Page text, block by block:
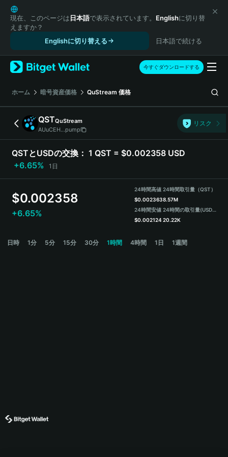
English
日本語
Tiếng Việt
Español (Latinoamérica)
Türkçe
Français
Deutsch
简体中文
繁體中文
Português (Portugal)
Bahasa Indonesia
ภาษาไทย
हिन्दी
Español
Português (Brasil)
現在、このページは日本語で表示されています。 Englishに切り替
えますか？
Englishに切り替える
日本語で続ける
今すぐダウンロードする
ホーム 暗号資産価格 QuStream 価格
QSTQuStream
AUuCEH...pump
リスク
QSTとUSDの交換： 1 QST = $0.002358 USD
+6.65%
1日
$0.002358
+6.65%
24時間高値
$0.002363
24時間安値
$0.002124
24時間取引量（QST）
8.57M
24時間の取引量(USDT)
20.22K
日時 1分 5分 15分 30分 1時間 4時間 1日 1週間